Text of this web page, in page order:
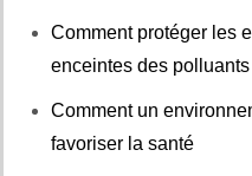
Comment protéger les
enceintes des
Comment un
favoriser la santé